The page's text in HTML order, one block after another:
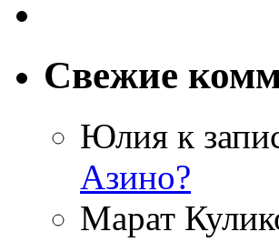
Свежие
Юлия к
Азино?
Марат